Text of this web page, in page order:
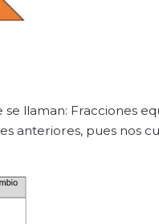
llaman: Fracciones
anteriores, pues nos